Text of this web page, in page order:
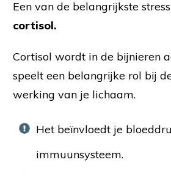
Een van de belangrijkste
cortisol.
Cortisol wordt in de bijnieren
speelt een belangrijke rol bij
werking van je lichaam.
Het beïnvloedt je
immuunsysteem.